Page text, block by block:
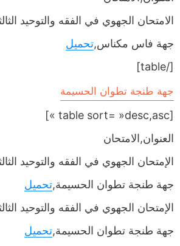
جهة فاس مكناس,تحميل
[/table]
جهة طنجة تطوان الحسيمة
[table sort= »desc,asc »]
العنوان,الامتحان
جهة طنجة تطوان الحسيمة,تحميل
جهة طنجة تطوان الحسيمة,تحميل